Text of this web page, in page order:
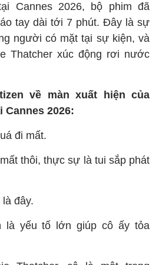
Cannes 2026, bộ phim đã
tay dài tới 7 phút. Đây là sự
người có mặt tại sự kiện, và
Thatcher xúc động rơi nước
về màn xuất hiện của
Cannes 2026:
đi mất.
thôi, thực sự là tui sắp phát
đây.
là yếu tố lớn giúp cô ấy tỏa